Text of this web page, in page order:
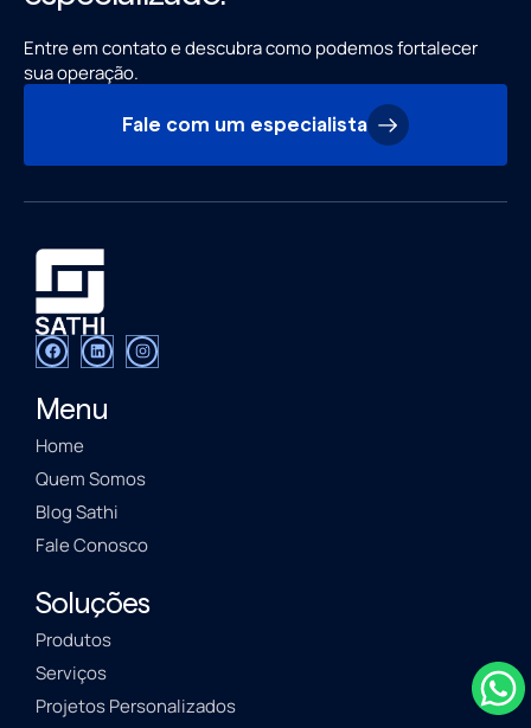
Entre em contato e descubra como podemos fortalecer
sua operação.
Fale com um especialista
Menu
Home
Quem Somos
Blog Sathi
Fale Conosco
Soluções
Produtos
Serviços
Projetos Personalizados